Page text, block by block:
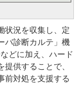
状況を収集し、定
バ診断カルテ」機
どに加え、ハード
供することで、
前対処を支援する